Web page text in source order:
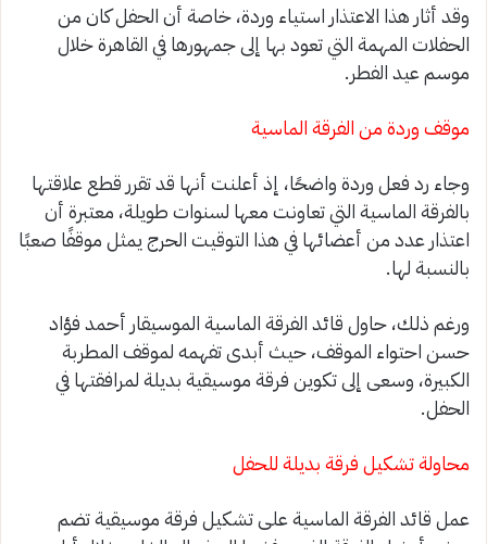
وقد أثار هذا الاعتذار استياء وردة، خاصة أن الحفل كان من
الحفلات المهمة التي تعود بها إلى جمهورها في القاهرة خلال
موسم عيد الفطر.
موقف وردة من الفرقة الماسية
وجاء رد فعل وردة واضحًا، إذ أعلنت أنها قد تقرر قطع علاقتها
بالفرقة الماسية التي تعاونت معها لسنوات طويلة، معتبرة أن
اعتذار عدد من أعضائها في هذا التوقيت الحرج يمثل موقفًا صعبًا
بالنسبة لها.
ورغم ذلك، حاول قائد الفرقة الماسية الموسيقار أحمد فؤاد
حسن احتواء الموقف، حيث أبدى تفهمه لموقف المطربة
الكبيرة، وسعى إلى تكوين فرقة موسيقية بديلة لمرافقتها في
الحفل.
محاولة تشكيل فرقة بديلة للحفل
عمل قائد الفرقة الماسية على تشكيل فرقة موسيقية تضم